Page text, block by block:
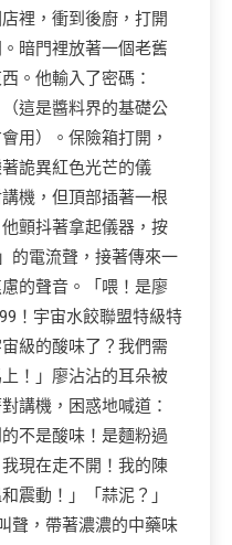
裡，衝到後廚，打開
暗門裡放著一個老舊
。他輸入了密碼：
這是醬料界的基礎公
用）。保險箱打開，
詭異紅色光芒的儀
機，但頂部插著一根
顫抖著拿起儀器，按
的電流聲，接著傳來一
的聲音。「喂！是廖
！宇宙水餃聯盟特級特
級的酸味了？我們需
！」廖沾沾的耳朵被
講機，困惑地喊道：
不是酸味！是麵粉過
我現在走不開！我的陳
震動！」「蒜泥？」
聲，帶著濃濃的中藥味